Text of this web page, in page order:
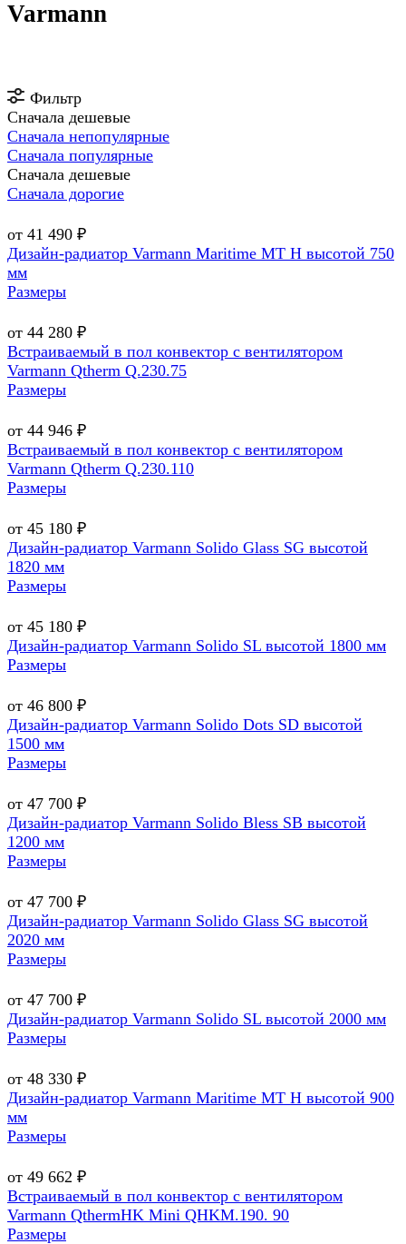
Varmann
Фильтр
Сначала дешевые
Сначала непопулярные
Сначала популярные
Сначала дешевые
Сначала дорогие
от 41 490 ₽
Дизайн-радиатор Varmann Maritime МТ Н высотой 750
мм
Размеры
от 44 280 ₽
Встраиваемый в пол конвектор с вентилятором
Varmann Qtherm Q.230.75
Размеры
от 44 946 ₽
Встраиваемый в пол конвектор с вентилятором
Varmann Qtherm Q.230.110
Размеры
от 45 180 ₽
Дизайн-радиатор Varmann Solido Glass SG высотой
1820 мм
Размеры
от 45 180 ₽
Дизайн-радиатор Varmann Solido SL высотой 1800 мм
Размеры
от 46 800 ₽
Дизайн-радиатор Varmann Solido Dots SD высотой
1500 мм
Размеры
от 47 700 ₽
Дизайн-радиатор Varmann Solido Bless SB высотой
1200 мм
Размеры
от 47 700 ₽
Дизайн-радиатор Varmann Solido Glass SG высотой
2020 мм
Размеры
от 47 700 ₽
Дизайн-радиатор Varmann Solido SL высотой 2000 мм
Размеры
от 48 330 ₽
Дизайн-радиатор Varmann Maritime МТ Н высотой 900
мм
Размеры
от 49 662 ₽
Встраиваемый в пол конвектор с вентилятором
Varmann QthermHK Mini QHKM.190. 90
Размеры